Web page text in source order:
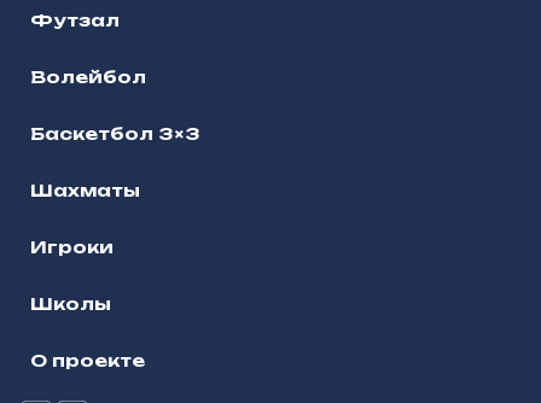
Футзал
Волейбол
Баскетбол 3×3
Шахматы
Игроки
Школы
О проекте